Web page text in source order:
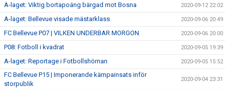
A-laget: Viktig bortapoäng bärgad mot Bosna 2020-09-12 22:02
A-laget: Bellevue visade mästarklass 2020-09-06 20:49
FC Bellevue P07 | VILKEN UNDERBAR MORGON 2020-09-06 20:00
P08: Fotboll i kvadrat 2020-09-05 19:39
A-laget: Reportage i Fotbollshörnan 2020-09-05 15:52
FC Bellevue P15 | Imponerande kämpainsats inför
storpublik
2020-09-04 23:31